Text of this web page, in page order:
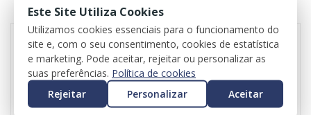
REVIEWS
Porta de Correr Direita – CITROEN JUMPY CAIXA
(V_) 16 –
Valor da porta nua
Este Site Utiliza Cookies
Utilizamos cookies essenciais para o funcionamento do
site e, com o seu consentimento, cookies de estatística
e marketing. Pode aceitar, rejeitar ou personalizar as
suas preferências. Política de cookies
Rejeitar
Personalizar Aceitar